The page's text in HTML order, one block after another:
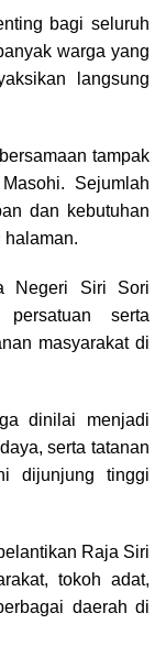
bagi seluruh
warga yang
langsung
tampak
Sejumlah
dan kebutuhan
halaman.
Negeri Siri Sori
serta
masyarakat di
dinilai menjadi
serta tatanan
dijunjung tinggi
Raja Siri
tokoh adat,
daerah di